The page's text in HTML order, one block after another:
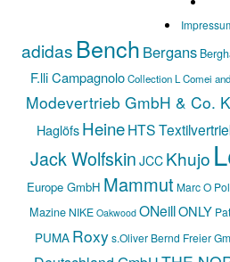
adidas Bench Bergans
F.lli CampagnoloCollection L Comei
Modevertrieb GmbH & Co.
HaglöfsHeineHTS
Jack Wolfskin JCC Khujo
Europe GmbH Mammut Marc O
Mazine NIKE Oakwood ONeillONLY
PUMA Roxys.Oliver Bernd Freier